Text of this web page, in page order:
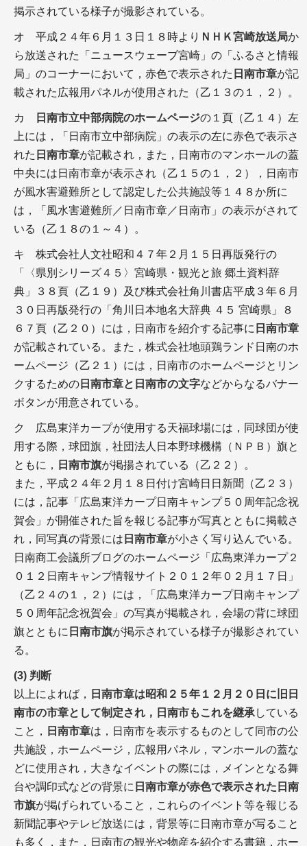
掲示されている様子が撮影されている。
オ 平成２４年６月１３日１８時より ＮＨＫ宮崎放送局か
ら放送された「ニュースウェーブ宮崎」の「ふるさと情報
局」のコーナーにおいて，赤色で表示された 日南市章が記
載された広報用パネルが使用された（乙１３の１，２）。
カ 日南市立中部病院のホームページの１頁（乙１４）左
上には，「日南市立中部病院」の表示の左に赤色で表示さ
れた 日南市章が記載され，また，日南市のマンホールの蓋
中央には日南市章が表示され（乙１５の１，２），日南市
が風水害避難所として認定した公共施設等１４８か所に
は，「風水害避難所／日南市章／日南市」の表示がされて
いる（乙１８の１～４）。
キ 株式会社人文社昭和４７年２月１５日再版発行の
「〈県別シリーズ４５〉宮崎県・観光と旅 郷土資料辞
典」３８頁（乙１９）及び株式会社角川書店平成３年６月
３０日再版発行の「角川日本地名大辞典 ４５ 宮崎県」８
６７頁（乙２０）には，日南市を紹介する記事に 日南市章
が記載されている。また，株式会社地頭鶏ランド日南のホ
ームページ（乙２１）には，日南市のホームページとリン
クするための 日南市章と日南市の文字などからなるバナー
ボタンが用意されている。
ク 広島東洋カープが使用する天福球場には，同球団が使
用する際，球団旗，社団法人日本野球機構（ＮＰＢ）旗と
ともに，
日南市旗が掲揚されている（乙２２）。
また，平成２４年２月１８日付け宮崎日日新聞（乙２３）
には，記事「広島東洋カープ日南キャンプ５０周年記念祝
賀会」が開催された旨を報じる記事が写真とともに掲載さ
れ，同写真の背景には 日南市章が小さく写り込んでいる。
日南商工会議所ブログのホームページ「広島東洋カープ２
０１２日南キャンプ情報サイト２０１２年０２月１７日」
（乙２４の１，２）には，「広島東洋カープ日南キャンプ
５０周年記念祝賀会」の写真が掲載され，会場の背に球団
旗とともに 日南市旗が掲示されている様子が撮影されてい
る。
(3) 判断
以上によれば，
日南市章は昭和２５年１２月２０日に旧日
南市の市章として制定され，日南市もこれを継承している
こと，
日南市章は，日南市を表示するものとして同市の公
共施設，ホームページ，広報用パネル，マンホールの蓋な
どに使用され，大きなイベントの際には，メインとなる舞
台や調印式などの背景に 日南市章が赤色で表示された日南
市旗が掲げられていること，これらのイベント等を報じる
新聞記事やテレビ放送には，背景等に日南市章が写ること
も多く，また，日南市の観光や物産を紹介する書籍，ホー